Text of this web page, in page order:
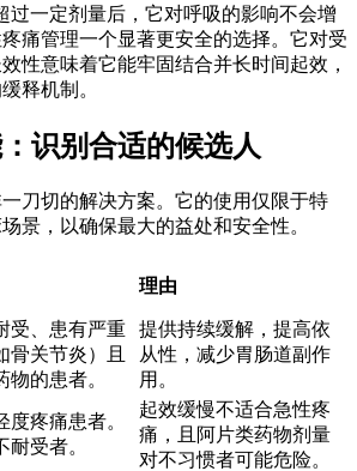
过一定剂量后，它对呼吸的影响不会增
痛管理一个显著更安全的选择。它对受
性意味着它能牢固结合并长时间起效，
释机制。
识别合适的候选人
刀切的解决方案。它的使用仅限于特
景，以确保最大的益处和安全性。
理由
受、患有严重
骨关节炎）且
的患者。
提供持续缓解，提高依
从性，减少胃肠道副作
用。
度疼痛患者。
受者。
起效缓慢不适合急性疼
痛，且阿片类药物剂量
对不习惯者可能危险。